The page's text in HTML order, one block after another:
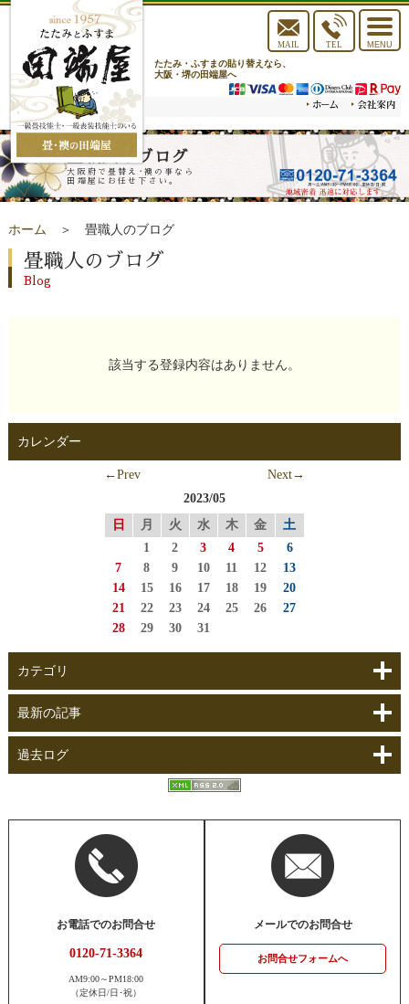
MAIL TEL
toggle
MENU
たたみ・ふすまの貼り替えなら、
大阪・堺の田端屋へ
畳職人のブログ
大阪府で畳替え･襖の事なら
田端屋にお任せ下さい。
ホーム ＞ 畳職人のブログ
畳職人のブログ
Blog
該当する登録内容はありません。
カレンダー
←Prev
Next→
2023/05
日
月 火 水 木 金
土
1
2 3 4 5
6
7
8 9 10 11 12
13
14
15 16 17 18 19
20
21
22 23 24 25 26
27
28
29 30 31
カテゴリ
最新の記事
過去ログ
お電話でのお問合せ
0120-71-3364
AM9:00～PM18:00
（定休日/日･祝）
メールでのお問合せ
お問合せフォームへ